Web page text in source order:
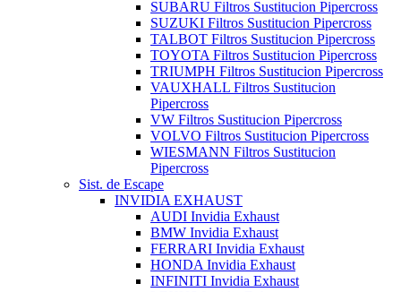
SUBARU Filtros Sustitucion Pipercross
SUZUKI Filtros Sustitucion Pipercross
TALBOT Filtros Sustitucion Pipercross
TOYOTA Filtros Sustitucion Pipercross
TRIUMPH Filtros Sustitucion Pipercross
VAUXHALL Filtros Sustitucion
Pipercross
VW Filtros Sustitucion Pipercross
VOLVO Filtros Sustitucion Pipercross
WIESMANN Filtros Sustitucion
Pipercross
Sist. de Escape
INVIDIA EXHAUST
AUDI Invidia Exhaust
BMW Invidia Exhaust
FERRARI Invidia Exhaust
HONDA Invidia Exhaust
INFINITI Invidia Exhaust